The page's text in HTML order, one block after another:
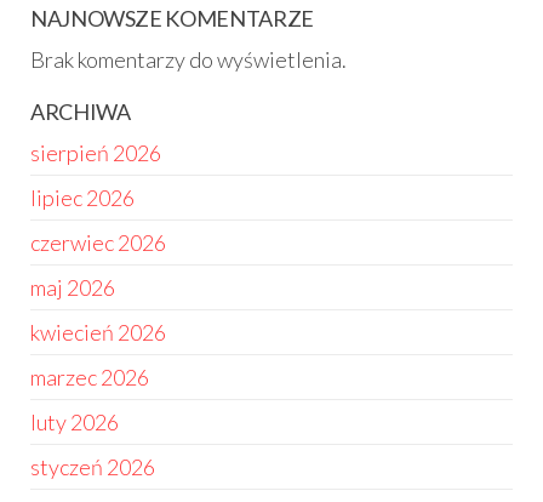
NAJNOWSZE KOMENTARZE
Brak komentarzy do wyświetlenia.
ARCHIWA
sierpień 2026
lipiec 2026
czerwiec 2026
maj 2026
kwiecień 2026
marzec 2026
luty 2026
styczeń 2026